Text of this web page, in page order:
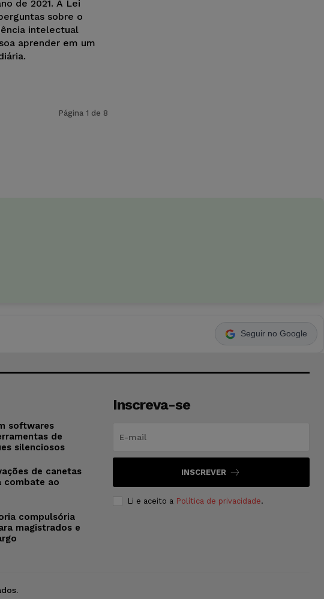
de 2021. A Lei
sobre o
intelectual
aprender em um
Página 1 de 8
Seguir no Google
softwares
de
silenciosos
de canetas
combate ao
compulsória
magistrados e
Inscreva-se
INSCREVER
Li e aceito a Política de privacidade.